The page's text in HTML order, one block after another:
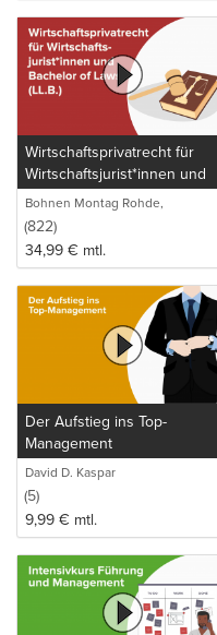
Wirtschaftsprivatrecht für
Wirtschaftsjurist*innen und
Bachelor of Laws (LL.B.)
Bohnen Montag Rohde,
Juristische Intensivlehrgänge
(822)
34,99 € mtl.
Der Aufstieg ins Top-
Management
David D. Kaspar
(5)
9,99 € mtl.